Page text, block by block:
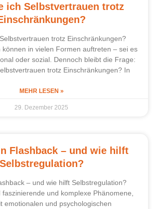
ich Selbstvertrauen trotz
trotz Einschränkungen?
können in vielen Formen auftreten – sei es
oder sozial. Dennoch bleibt die Frage:
trotz Einschränkungen? In
MEHR LESEN »
29. Dezember 2025
Flashback – und wie hilft
Selbstregulation?
– und wie hilft Selbstregulation?
und komplexe Phänomene,
emotionalen und psychologischen